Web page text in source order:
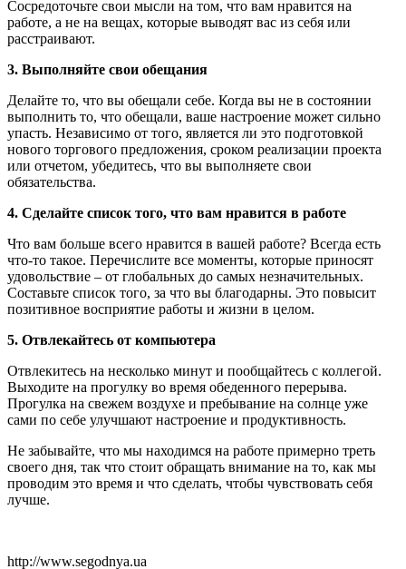
Сосредоточьте свои мысли на том, что вам нравится на
работе, а не на вещах, которые выводят вас из себя или
расстраивают.
3. Выполняйте свои обещания
Делайте то, что вы обещали себе. Когда вы не в состоянии
выполнить то, что обещали, ваше настроение может сильно
упасть. Независимо от того, является ли это подготовкой
нового торгового предложения, сроком реализации проекта
или отчетом, убедитесь, что вы выполняете свои
обязательства.
4. Сделайте список того, что вам нравится в работе
Что вам больше всего нравится в вашей работе? Всегда есть
что-то такое. Перечислите все моменты, которые приносят
удовольствие – от глобальных до самых незначительных.
Составьте список того, за что вы благодарны. Это повысит
позитивное восприятие работы и жизни в целом.
5. Отвлекайтесь от компьютера
Отвлекитесь на несколько минут и пообщайтесь с коллегой.
Выходите на прогулку во время обеденного перерыва.
Прогулка на свежем воздухе и пребывание на солнце уже
сами по себе улучшают настроение и продуктивность.
Не забывайте, что мы находимся на работе примерно треть
своего дня, так что стоит обращать внимание на то, как мы
проводим это время и что сделать, чтобы чувствовать себя
лучше.
http://www.segodnya.ua